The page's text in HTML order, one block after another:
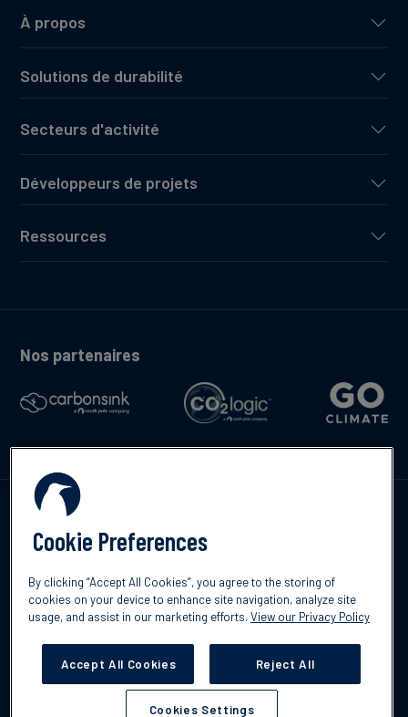
English
À propos
Solutions de durabilité
Secteurs d'activité
Développeurs de projets
Ressources
Nos partenaires
responsabilité
Cookie Preferences
By clicking “Accept All Cookies”, you agree to the storing of
cookies on your device to enhance site navigation, analyze site
usage, and assist in our marketing efforts. View our Privacy Policy
Accept All Cookies Reject All
Cookies Settings